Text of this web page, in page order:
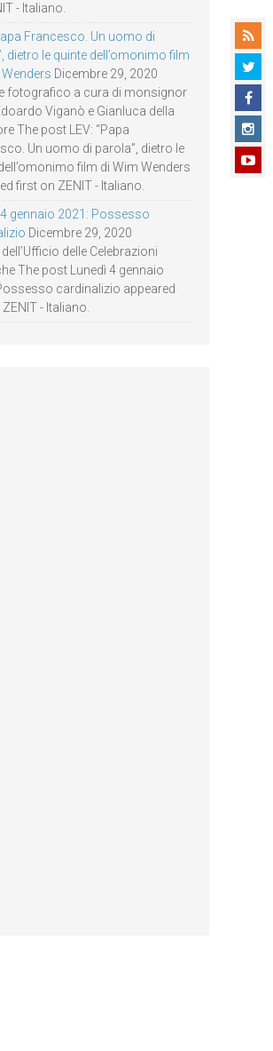
- Italiano.
Francesco. Un uomo di
dietro le quinte dell’omonimo film
Dicembre 29, 2020
fotografico a cura di monsignor
Viganò e Gianluca della
The post LEV: “Papa
Un uomo di parola”, dietro le
film di Wim Wenders
first on ZENIT - Italiano.
4 gennaio 2021: Possesso
Dicembre 29, 2020
delle Celebrazioni
The post Lunedì 4 gennaio
cardinalizio appeared
- Italiano.